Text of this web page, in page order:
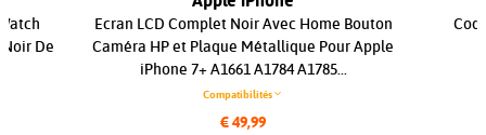
Noir De
Ecran LCD Complet Noir Avec Home Bouton
Caméra HP et Plaque Métallique Pour Apple
iPhone 7+ A1661 A1784 A1785...
Compatibilités
€ 49,99